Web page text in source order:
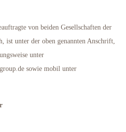
von beiden Gesellschaften der
ist unter der oben genannten Anschrift,
unter
sowie mobil unter